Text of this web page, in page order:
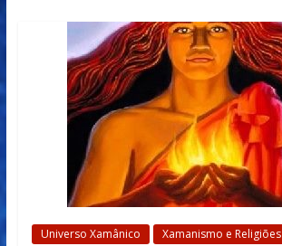
Universo Xamânico Xamanismo e Religiões